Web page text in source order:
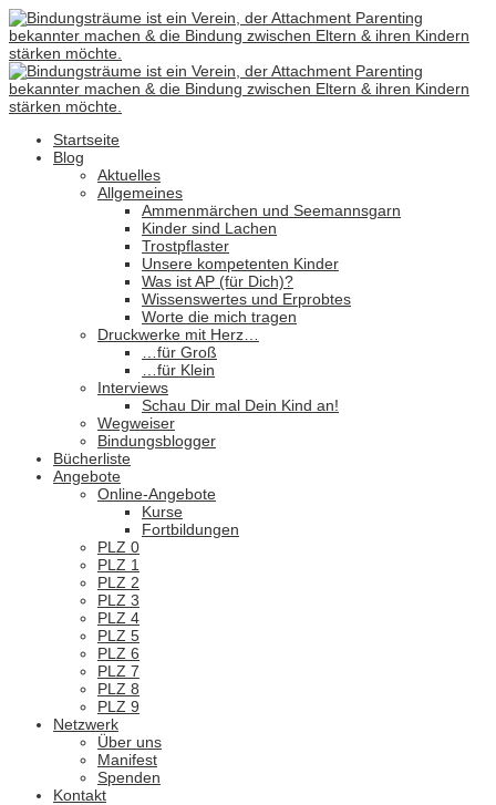
Startseite
Blog
Aktuelles
Allgemeines
Ammenmärchen und Seemannsgarn
Kinder sind Lachen
Trostpflaster
Unsere kompetenten Kinder
Was ist AP (für Dich)?
Wissenswertes und Erprobtes
Worte die mich tragen
Druckwerke mit Herz…
…für Groß
…für Klein
Interviews
Schau Dir mal Dein Kind an!
Wegweiser
Bindungsblogger
Bücherliste
Angebote
Online-Angebote
Kurse
Fortbildungen
PLZ 0
PLZ 1
PLZ 2
PLZ 3
PLZ 4
PLZ 5
PLZ 6
PLZ 7
PLZ 8
PLZ 9
Netzwerk
Über uns
Manifest
Spenden
Kontakt